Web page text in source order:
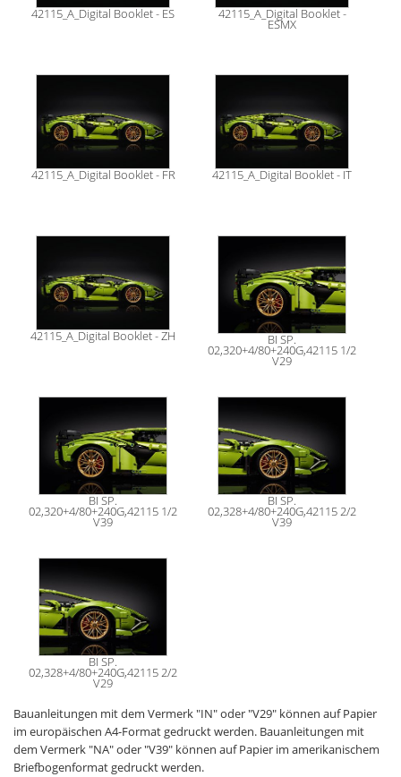
42115_A_Digital Booklet - ES 42115_A_Digital Booklet -
ESMX
42115_A_Digital Booklet - FR 42115_A_Digital Booklet - IT
42115_A_Digital Booklet - ZH BI SP.
02,320+4/80+240G,42115 1/2
V29
BI SP.
02,320+4/80+240G,42115 1/2
V39
BI SP.
02,328+4/80+240G,42115 2/2
V39
BI SP.
02,328+4/80+240G,42115 2/2
V29
Bauanleitungen mit dem Vermerk "IN" oder "V29" können auf Papier
im europäischen A4-Format gedruckt werden. Bauanleitungen mit
dem Vermerk "NA" oder "V39" können auf Papier im amerikanischem
Briefbogenformat gedruckt werden.